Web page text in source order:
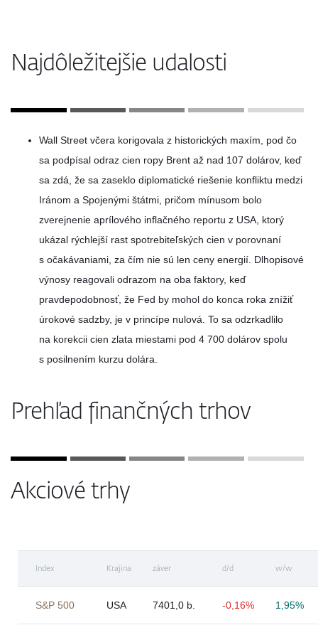
Najdôležitejšie udalosti
Wall Street včera korigovala z historických maxím, pod čo
sa podpísal odraz cien ropy Brent až nad 107 dolárov, keď
sa zdá, že sa zaseklo diplomatické riešenie konfliktu medzi
Iránom a Spojenými štátmi, pričom mínusom bolo
zverejnenie aprílového inflačného reportu z USA, ktorý
ukázal rýchlejší rast spotrebiteľských cien v porovnaní
s očakávaniami, za čím nie sú len ceny energií. Dlhopisové
výnosy reagovali odrazom na oba faktory, keď
pravdepodobnosť, že Fed by mohol do konca roka znížiť
úrokové sadzby, je v princípe nulová. To sa odzrkadlilo
na korekcii cien zlata miestami pod 4 700 dolárov spolu
s posilnením kurzu dolára.
Prehľad finančných trhov
Akciové trhy
Index Krajina záver d/d w/w
S&P 500 USA 7401,0 b. -0,16% 1,95%